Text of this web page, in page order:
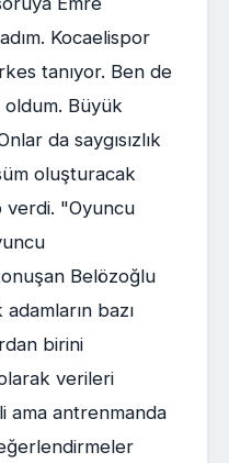
Kocaelispor
tanıyor. Ben de
Büyük
da saygısızlık
oluşturacak
verdi. "Oyuncu
Belözoğlu
bazı
birini
verileri
ama antrenmanda